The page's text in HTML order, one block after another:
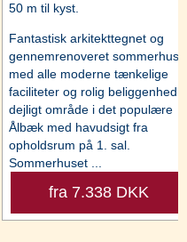
50 m til kyst.
Fantastisk arkitekttegnet og
gennemrenoveret sommerhus
med alle moderne tænkelige
faciliteter og rolig beliggenhed i
dejligt område i det populære
Ålbæk med havudsigt fra
opholdsrum på 1. sal.
Sommerhuset ...
fra 7.338 DKK